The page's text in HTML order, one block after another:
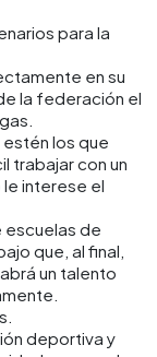
para la
en su
la federación el
los que
trabajar con un
interese el
escuelas de
que, al final,
un talento
deportiva y